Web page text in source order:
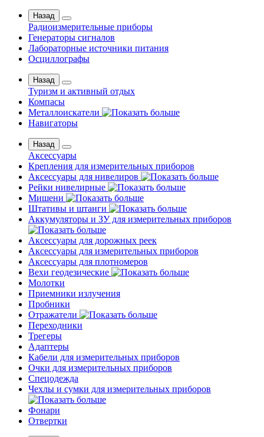
Назад
Радиоизмерительные приборы
Генераторы сигналов
Лабораторные источники питания
Осциллографы
Назад
Туризм и активный отдых
Компасы
Металлоискатели
Навигаторы
Назад
Аксессуары
Крепления для измерительных приборов
Аксессуары для нивелиров
Рейки нивелирные
Мишени
Штативы и штанги
Аккумуляторы и ЗУ для измерительных приборов
Аксессуары для дорожных реек
Аксессуары для измерительных приборов
Аксессуары для плотномеров
Вехи геодезические
Молотки
Приемники излучения
Пробники
Отражатели
Переходники
Трегеры
Адаптеры
Кабели для измерительных приборов
Очки для измерительных приборов
Спецодежда
Чехлы и сумки для измерительных приборов
Фонари
Отвертки